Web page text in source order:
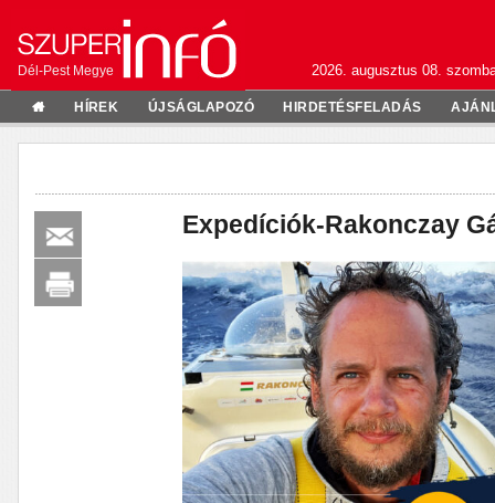
Dél-Pest Megye 2026. augusztus 08.
HÍREK ÚJSÁGLAPOZÓ HIRDETÉSFELADÁS
Expedíciók-Rakonczay